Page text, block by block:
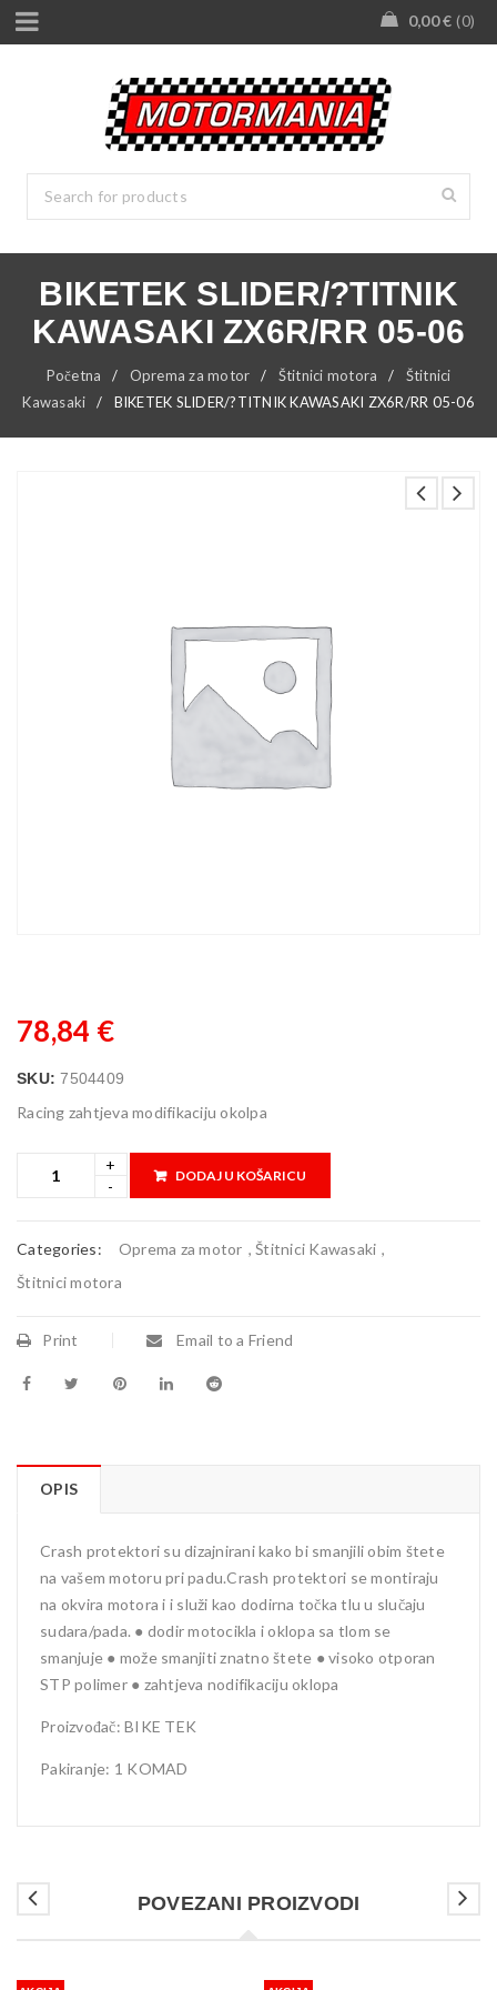
0,00€ 0
BIKETEK SLIDER/?TITNIK
KAWASAKI ZX6R/RR 05-06
Početna / Oprema za motor / Štitnici motora /
Štitnici
Kawasaki
/ BIKETEK SLIDER/?TITNIK KAWASAKI ZX6R/RR 05-06
78,84 €
SKU:7504409
Racing zahtjeva modifikaciju okolpa
DODAJ U KOŠARICU
Categories: Oprema za motor , Štitnici Kawasaki ,
Štitnici motora
Print Email to a Friend
OPIS
Crash protektori su dizajnirani kako bi smanjili obim štete
na vašem motoru pri padu.Crash protektori se montiraju
na okvira motora i i služi kao dodirna točka tlu u slučaju
sudara/pada. ● dodir motocikla i oklopa sa tlom se
smanjuje ● može smanjiti znatno štete ● visoko otporan
STP polimer ● zahtjeva nodifikaciju oklopa
Proizvođač: BIKE TEK
Pakiranje: 1 KOMAD
POVEZANI PROIZVODI